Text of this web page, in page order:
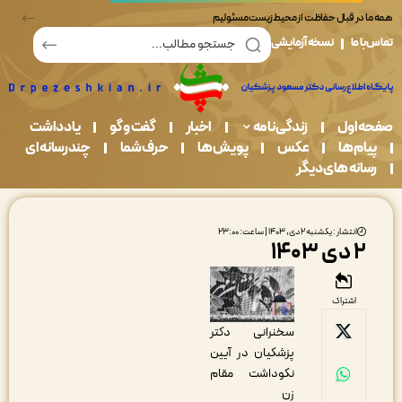
قبال حفاظت از محیط زیست مسئولیم
نسخه آزمایشی
زندگی نامه اخبار گفت و گو
یادداشت
ها
عکس پویش ها حرف شما
چندرسانه ای
های دیگر
انتشار : یکشنبه ۲ دی, ۱۴۰۳ | ساعت: ۲۳:۰۰
سخنرانی دکتر
پزشکیان در آیین
نکوداشت مقام